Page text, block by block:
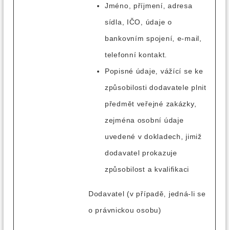
Jméno, příjmení, adresa
sídla, IČO, údaje o
bankovním spojení, e-mail,
telefonní kontakt.
Popisné údaje, vážící se ke
způsobilosti dodavatele plnit
předmět veřejné zakázky,
zejména osobní údaje
uvedené v dokladech, jimiž
dodavatel prokazuje
způsobilost a kvalifikaci
Dodavatel (v případě, jedná-li se
o právnickou osobu)